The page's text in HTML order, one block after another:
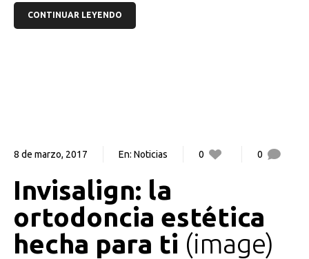
CONTINUAR LEYENDO
8 de marzo, 2017 En: Noticias 0 0
Invisalign: la
ortodoncia estética
hecha para ti
image